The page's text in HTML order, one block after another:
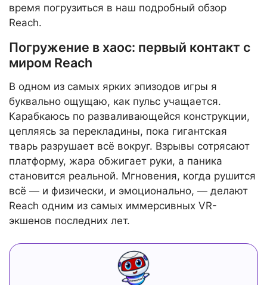
время погрузиться в наш подробный обзор
Reach.
Погружение в хаос: первый контакт с
миром Reach
В одном из самых ярких эпизодов игры я
буквально ощущаю, как пульс учащается.
Карабкаюсь по разваливающейся конструкции,
цепляясь за перекладины, пока гигантская
тварь разрушает всё вокруг. Взрывы сотрясают
платформу, жара обжигает руки, а паника
становится реальной. Мгновения, когда рушится
всё — и физически, и эмоционально, — делают
Reach одним из самых иммерсивных VR-
экшенов последних лет.